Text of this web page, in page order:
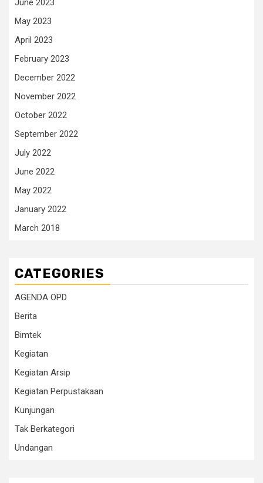
June 2023
May 2023
April 2023
February 2023
December 2022
November 2022
October 2022
September 2022
July 2022
June 2022
May 2022
January 2022
March 2018
CATEGORIES
AGENDA OPD
Berita
Bimtek
Kegiatan
Kegiatan Arsip
Kegiatan Perpustakaan
Kunjungan
Tak Berkategori
Undangan